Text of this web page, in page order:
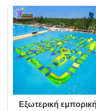
Εξωτερική εμπορική